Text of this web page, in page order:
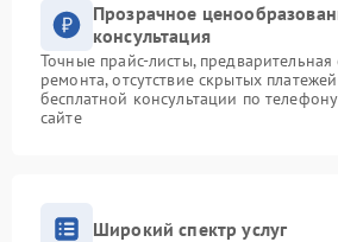
Прозрачное
консультация
Точные прайс-листы,
ремонта, отсутствие скрытых
бесплатной консультации по
сайте
Широкий спектр услуг